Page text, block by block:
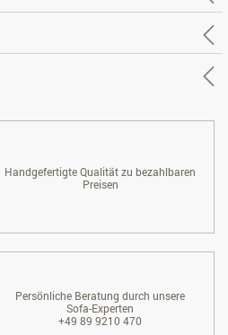
Handgefertigte Qualität zu bezahlbaren
Preisen
Persönliche Beratung durch unsere
Sofa-Experten
+49 89 9210 470